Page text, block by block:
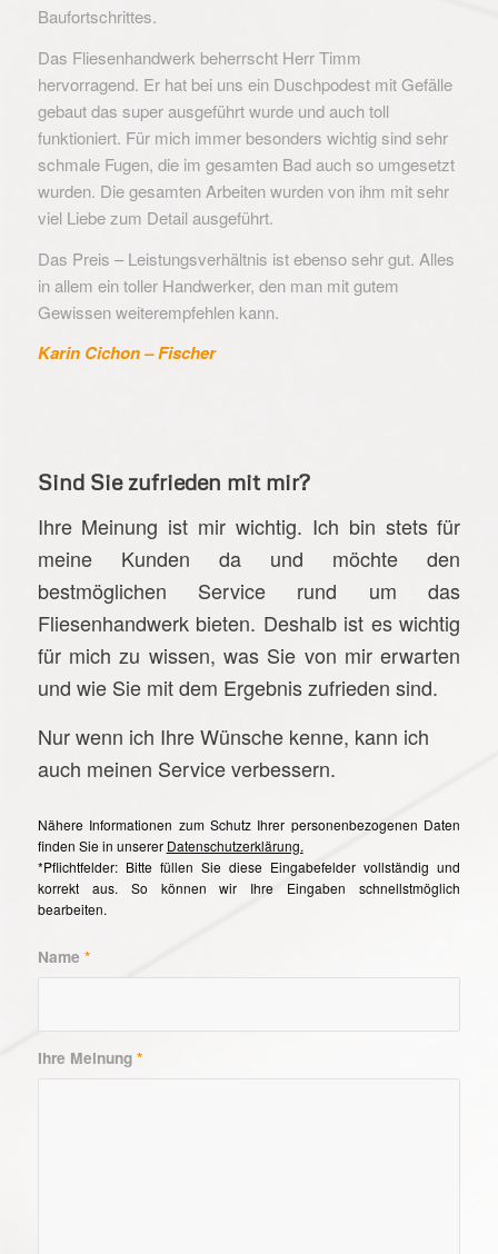
Baufortschrittes.
Das Fliesenhandwerk beherrscht Herr Timm
hervorragend. Er hat bei uns ein Duschpodest mit Gefälle
gebaut das super ausgeführt wurde und auch toll
funktioniert. Für mich immer besonders wichtig sind sehr
schmale Fugen, die im gesamten Bad auch so umgesetzt
wurden. Die gesamten Arbeiten wurden von ihm mit sehr
viel Liebe zum Detail ausgeführt.
Das Preis – Leistungsverhältnis ist ebenso sehr gut. Alles
in allem ein toller Handwerker, den man mit gutem
Gewissen weiterempfehlen kann.
Karin Cichon – Fischer
Sind Sie zufrieden mit mir?
Ihre Meinung ist mir wichtig. Ich bin stets für
meine Kunden da und möchte den
bestmöglichen Service rund um das
Fliesenhandwerk bieten. Deshalb ist es wichtig
für mich zu wissen, was Sie von mir erwarten
und wie Sie mit dem Ergebnis zufrieden sind.
Nur wenn ich Ihre Wünsche kenne, kann ich
auch meinen Service verbessern.
Nähere Informationen zum Schutz Ihrer personenbezogenen Daten
finden Sie in unserer Datenschutzerklärung.
*Pflichtfelder: Bitte füllen Sie diese Eingabefelder vollständig und
korrekt aus. So können wir Ihre Eingaben schnellstmöglich
bearbeiten.
Name *
Ihre Meinung *